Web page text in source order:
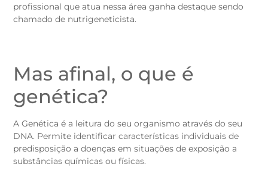
profissional que atua nessa área ganha destaque sendo
chamado de nutrigeneticista.
Mas afinal, o que é
genética?
A Genética é a leitura do seu organismo através do seu
DNA. Permite identificar características individuais de
predisposição a doenças em situações de exposição a
substâncias químicas ou físicas.